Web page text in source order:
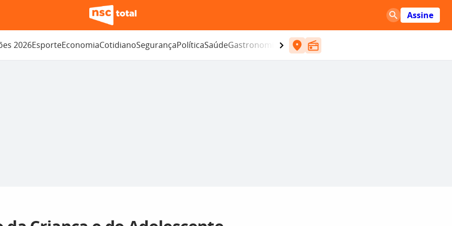
Assine
2026EsporteEconomiaCotidianoSegurançaPolíticaSaúdeGastronomia Entretenimento